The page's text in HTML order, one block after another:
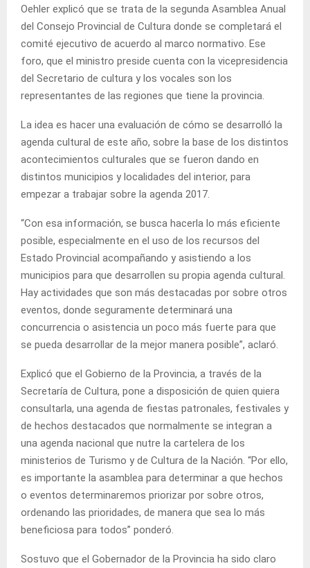
Oehler explicó que se trata de la segunda Asamblea Anual
del Consejo Provincial de Cultura donde se completará el
comité ejecutivo de acuerdo al marco normativo. Ese
foro, que el ministro preside cuenta con la vicepresidencia
del Secretario de cultura y los vocales son los
representantes de las regiones que tiene la provincia.
La idea es hacer una evaluación de cómo se desarrolló la
agenda cultural de este año, sobre la base de los distintos
acontecimientos culturales que se fueron dando en
distintos municipios y localidades del interior, para
empezar a trabajar sobre la agenda 2017.
“Con esa información, se busca hacerla lo más eficiente
posible, especialmente en el uso de los recursos del
Estado Provincial acompañando y asistiendo a los
municipios para que desarrollen su propia agenda cultural.
Hay actividades que son más destacadas por sobre otros
eventos, donde seguramente determinará una
concurrencia o asistencia un poco más fuerte para que
se pueda desarrollar de la mejor manera posible”, aclaró.
Explicó que el Gobierno de la Provincia, a través de la
Secretaría de Cultura, pone a disposición de quien quiera
consultarla, una agenda de fiestas patronales, festivales y
de hechos destacados que normalmente se integran a
una agenda nacional que nutre la cartelera de los
ministerios de Turismo y de Cultura de la Nación. “Por ello,
es importante la asamblea para determinar a que hechos
o eventos determinaremos priorizar por sobre otros,
ordenando las prioridades, de manera que sea lo más
beneficiosa para todos” ponderó.
Sostuvo que el Gobernador de la Provincia ha sido claro